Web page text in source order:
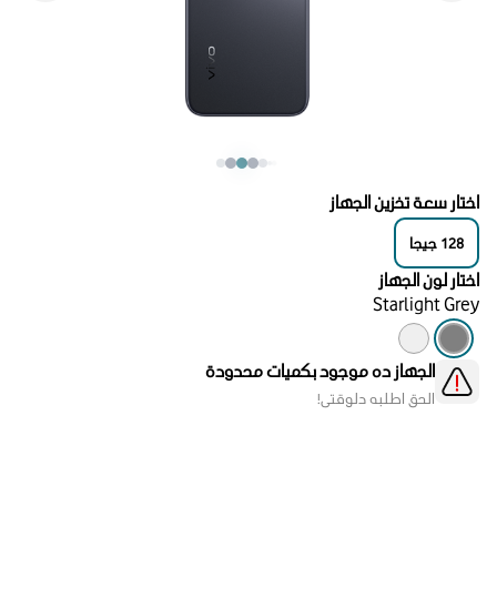
اختار سعة تخزين الجهاز
128 جيجا
اختار لون الجهاز
Starlight Grey
الجهاز ده موجود بكميات محدودة
الحق اطلبه دلوقتي!